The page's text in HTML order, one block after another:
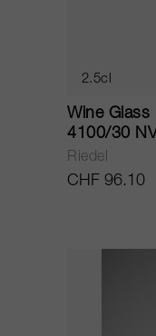
2.5cl
Wine Glass
4100/30
Riedel
CHF 96.10